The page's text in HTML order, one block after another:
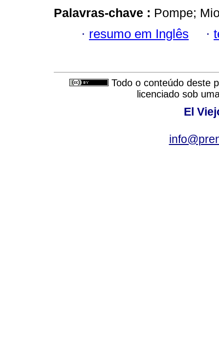
Palavras-chave : Pompe;
· resumo em Inglês ·
Todo o conteúdo deste
licenciado sob
El